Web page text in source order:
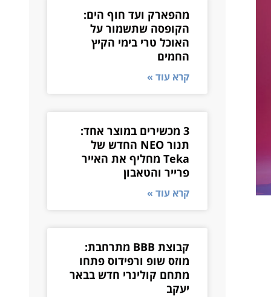
מהפארק ועד חוף הים:
הקופסה שתשמור על
האוכל טרי בימי הקיץ
החמים
קרא עוד »
3 מכשירים במוצר אחד:
תנור NEO החדש של
Teka מחליף את האייר
פרייר והטאבון
קרא עוד »
קבוצת BBB מתרחבת:
מוזס שופ ורפידוס פתחו
מתחם קולינרי חדש בבאר
יעקב